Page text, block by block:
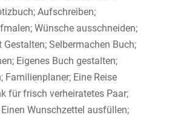
Aufschreiben;
Wünsche ausschneiden;
Gestalten; Selbermachen Buch;
Eigenes Buch gestalten;
Familienplaner; Eine Reise
für frisch verheiratetes Paar;
Wunschzettel ausfüllen;